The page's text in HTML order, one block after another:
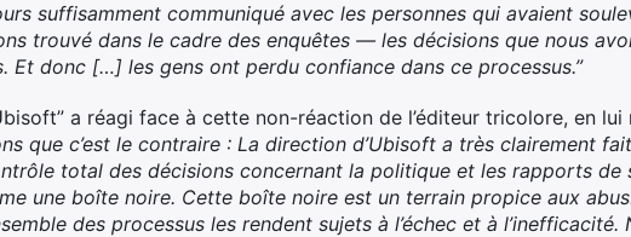
suffisamment communiqué avec les personnes qui avaient
trouvé dans le cadre des enquêtes — les décisions que nous
Et donc […] les gens ont perdu confiance dans ce processus.”
a réagi face à cette non-réaction de l’éditeur tricolore, en lui
que c’est le contraire : La direction d’Ubisoft a très clairement
total des décisions concernant la politique et les rapports de
une boîte noire. Cette boîte noire est un terrain propice aux
des processus les rendent sujets à l’échec et à l’inefficacité.